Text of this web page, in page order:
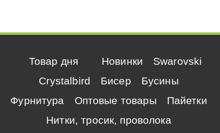
Товар дня Новинки
Swarovski
Crystalbird
Бисер
Бусины
Фурнитура
Оптовые товары
Пайетки
Нитки, тросик, проволока